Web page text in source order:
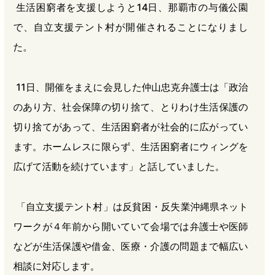
生活困窮者を支援しようと14日、那覇市の与儀公園
で、自立支援テント村が開催されることになりまし
た。
11日、開催をまえに会見した仲山忠克弁護士は「政治
のあり方、社会保障の切り捨て、とりわけ生活保護の
切り捨てがあって、生活困窮者が社会的に広がってい
ます。ホームレスに限らず、生活困窮者にウィングを
広げて活動を続けています」と話していました。
「自立支援テント村」は反貧困・反失業沖縄県ネット
ワークが４年前から開いていて会場では弁護士や医師
などが生活保護や借金、医療・介護の問題まで幅広い
相談に対応します。